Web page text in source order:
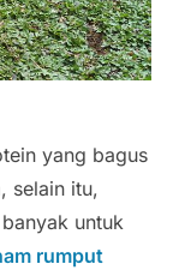
yang bagus
selain itu,
untuk
rumput